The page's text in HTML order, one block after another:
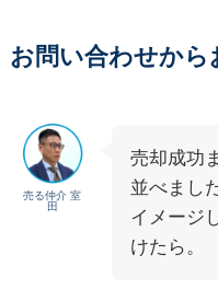
お問い合わせか
売る仲介 室
田
売却成功
並べまし
イメージ
けたら。